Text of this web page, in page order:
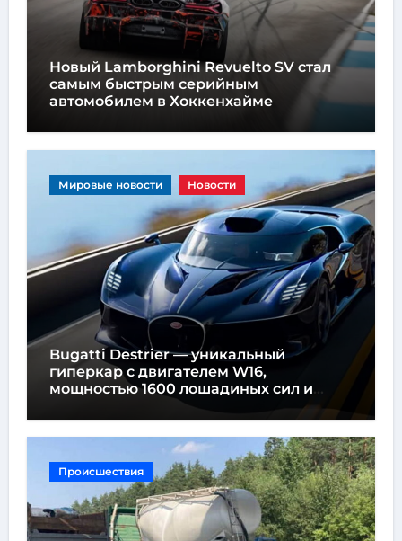
Новый Lamborghini Revuelto SV стал
самым быстрым серийным
автомобилем в Хоккенхайме
Мировые новости Новости
Bugatti Destrier — уникальный
гиперкар с двигателем W16,
мощностью 1600 лошадиных сил и
высотой всего один метр
Происшествия